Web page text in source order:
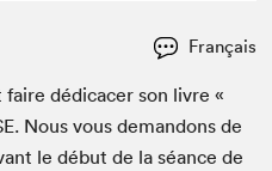
Français
dédi­cac­er son livre «
. Nous vous deman­dons de
le début de la séance de